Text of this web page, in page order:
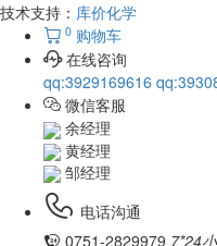
技术支持： 库价化学
0 购物车
在线咨询
qq:3929169616
微信客服
余经理
黄经理
邹经理
电话沟通
0751-2829979 7*24